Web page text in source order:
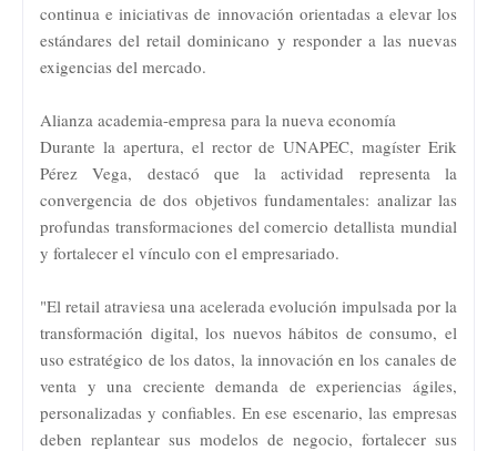
continua e iniciativas de innovación orientadas a elevar los
estándares del retail dominicano y responder a las nuevas
exigencias del mercado.
Alianza academia-empresa para la nueva economía
Durante la apertura, el rector de UNAPEC, magíster Erik
Pérez Vega, destacó que la actividad representa la
convergencia de dos objetivos fundamentales: analizar las
profundas transformaciones del comercio detallista mundial
y fortalecer el vínculo con el empresariado.
"El retail atraviesa una acelerada evolución impulsada por la
transformación digital, los nuevos hábitos de consumo, el
uso estratégico de los datos, la innovación en los canales de
venta y una creciente demanda de experiencias ágiles,
personalizadas y confiables. En ese escenario, las empresas
deben replantear sus modelos de negocio, fortalecer sus